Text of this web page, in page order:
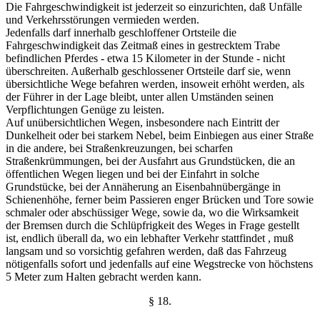
Die Fahrgeschwindigkeit ist jederzeit so einzurichten, daß Unfälle
und Verkehrsstörungen vermieden werden.
Jedenfalls darf innerhalb geschloffener Ortsteile die
Fahrgeschwindigkeit das Zeitmaß eines in gestrecktem Trabe
befindlichen Pferdes - etwa 15 Kilometer in der Stunde - nicht
überschreiten. Außerhalb geschlossener Ortsteile darf sie, wenn
übersichtliche Wege befahren werden, insoweit erhöht werden, als
der Führer in der Lage bleibt, unter allen Umständen seinen
Verpflichtungen Genüge zu leisten.
Auf unübersichtlichen Wegen, insbesondere nach Eintritt der
Dunkelheit oder bei starkem Nebel, beim Einbiegen aus einer Straße
in die andere, bei Straßenkreuzungen, bei scharfen
Straßenkrümmungen, bei der Ausfahrt aus Grundstücken, die an
öffentlichen Wegen liegen und bei der Einfahrt in solche
Grundstücke, bei der Annäherung an Eisenbahnübergänge in
Schienenhöhe, ferner beim Passieren enger Brücken und Tore sowie
schmaler oder abschüssiger Wege, sowie da, wo die Wirksamkeit
der Bremsen durch die Schlüpfrigkeit des Weges in Frage gestellt
ist, endlich überall da, wo ein lebhafter Verkehr stattfindet , muß
langsam und so vorsichtig gefahren werden, daß das Fahrzeug
nötigenfalls sofort und jedenfalls auf eine Wegstrecke von höchstens
5 Meter zum Halten gebracht werden kann.
§ 18.